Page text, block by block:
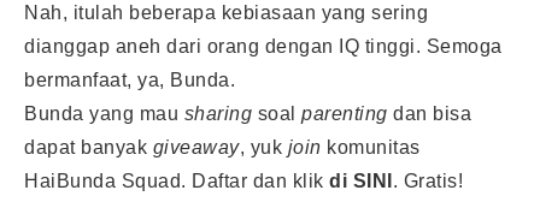
Nah, itulah beberapa kebiasaan yang sering
dianggap aneh dari orang dengan IQ tinggi. Semoga
bermanfaat, ya, Bunda.
Bunda yang mau sharing soal parenting dan bisa
dapat banyak giveaway, yuk join komunitas
HaiBunda Squad. Daftar dan klik di SINI . Gratis!